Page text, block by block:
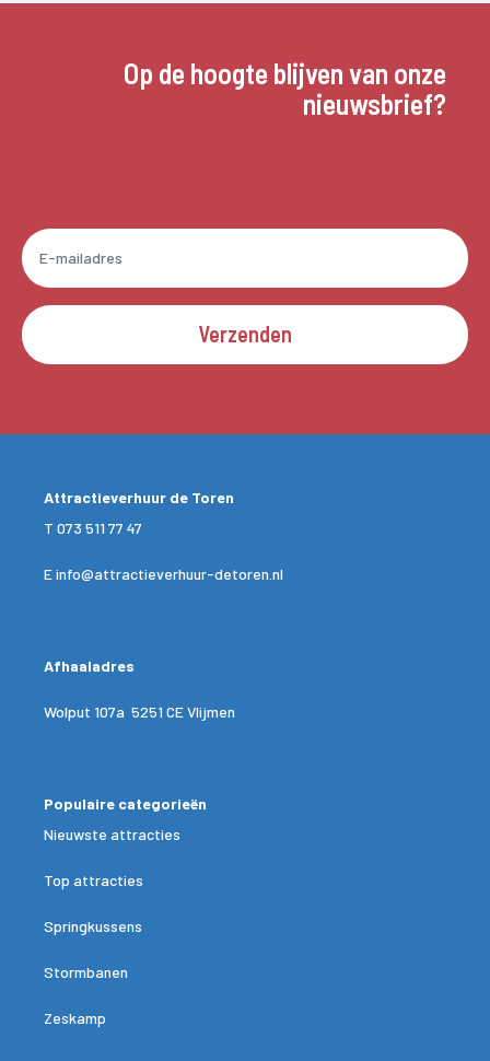
Op de hoogte blijven van onze
nieuwsbrief?
Verzenden
Attractieverhuur de Toren
T 073 511 77 47
Einfo@attractieverhuur-detoren.nl
Afhaaladres
Wolput 107a 5251 CE Vlijmen
Populaire categorieën
Nieuwste attracties
Top attracties
Springkussens
Stormbanen
Zeskamp